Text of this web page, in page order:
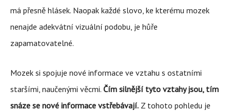
má přesně hlásek. Naopak každé slovo, ke kterému mozek
nenajde adekvátní vizuální podobu, je hůře
zapamatovatelné.
Mozek si spojuje nové informace ve vztahu s ostatními
staršími, naučenými věcmi. Čím silnější tyto vztahy jsou, tím
snáze se nové informace vstřebávají. Z tohoto pohledu je